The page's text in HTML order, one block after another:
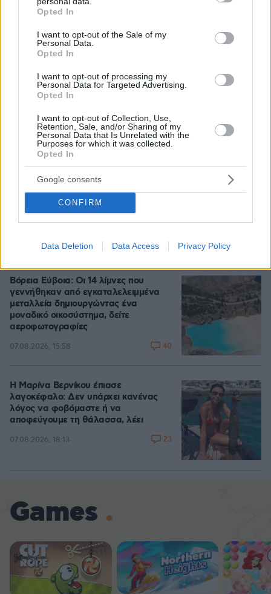
grant or deny consent to Google and its third-party tags to
use your data for below specified purposes in below Google
consent section.
Opted In
I want to opt-out of the Sale of my
Personal Data.
Opted In
I want to opt-out of processing my
Personal Data for Targeted Advertising.
Opted In
I want to opt-out of Collection, Use,
Retention, Sale, and/or Sharing of my
Personal Data that Is Unrelated with the
Purposes for which it was collected.
Opted In
Google consents
CONFIRM
Data Deletion Data Access Privacy Policy
λευκού κουταβιού
07.08.2026, 18:54 44
«Τα έχω χάσει όλα»: Συντετριμμένος ο
πατέρας και σύζυγος των θυμάτων
στο τροχαίο στις Σέρρες
07.08.2026, 14:57
Ανδρομάχη για πρόσφατη εμφάνισή
της: Ένα μεγάλο συγγνώμη που δεν
μπόρεσα να ανταπεξέλθω στο live,
κάποιες φορές το σώμα μας φωνάζει
όχι
07.08.2026, 10:55 17
Βόρεια Εύβοια: Οι 14 λίμνες που
γεννήθηκαν από εγκαταλελειμμένα
μεταλλεία δημιουργώντας ένα
μοναδικό οικοσύστημα, δείτε
αεροφωτογραφίες
07.08.2026, 15:58 40
Η Μαρίνα Βερνίκου έπιασε
λαγοκέφαλο: Δεν υπάρχει κανένας
λόγος να φοβόμαστε ή να
αποφεύγουμε τη θάλασσα, λέει
07.08.2026, 18:13 23
Games